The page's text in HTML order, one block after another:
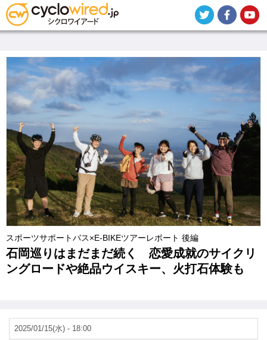
メ
イ
ン
ツ
に
移
スポーツサポートバス×E-BIKEツアーレポート 後編
石岡巡りはまだまだ続く 恋愛成就のサイクリ
ングロードや絶品ウイスキー、火打石体験も
2025/01/15(水) - 18:00